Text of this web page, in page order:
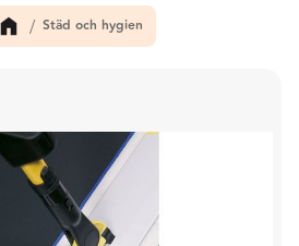
Städ och hygien